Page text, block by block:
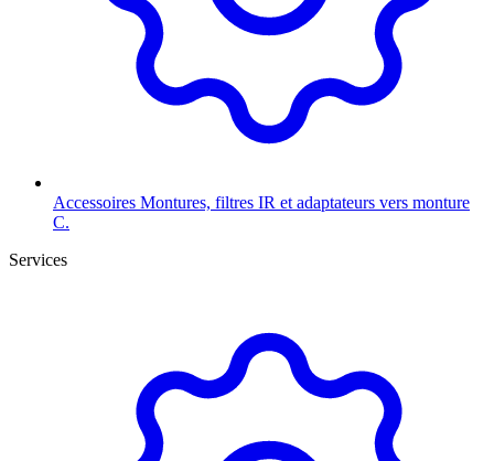
Accessoires Montures, filtres IR et adaptateurs vers monture
C.
Services